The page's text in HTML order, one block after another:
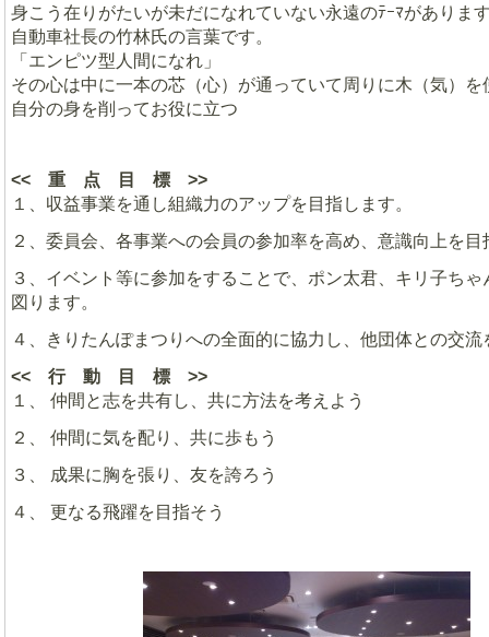
身こう在りがたいが未だになれていない永遠のﾃｰﾏがありま
自動車社長の竹林氏の言葉です。
「エンピツ型人間になれ」
その心は中に一本の芯（心）が通っていて周りに木（気）を
自分の身を削ってお役に立つ
<< 重 点 目 標 >>
１、収益事業を通し組織力のアップを目指します。
２、委員会、各事業への会員の参加率を高め、意識向上を目
３、イベント等に参加をすることで、ポン太君、キリ子ちゃ
図ります。
４、きりたんぽまつりへの全面的に協力し、他団体との交流
<< 行 動 目 標 >>
１、 仲間と志を共有し、共に方法を考えよう
２、 仲間に気を配り、共に歩もう
３、 成果に胸を張り、友を誇ろう
４、 更なる飛躍を目指そう